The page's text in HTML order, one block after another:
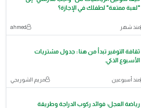
"لعبة ممتعة" لطفلك في الإجازة؟
منذ شهر ahmed
ثقافة التوفير تبدأ من هنا : جدول مشتريات
الأسبوع الذكي.
منذ أسبوعين مريم الشوربجي
رياضة العجل: فوائد ركوب الدراجة وطريقة